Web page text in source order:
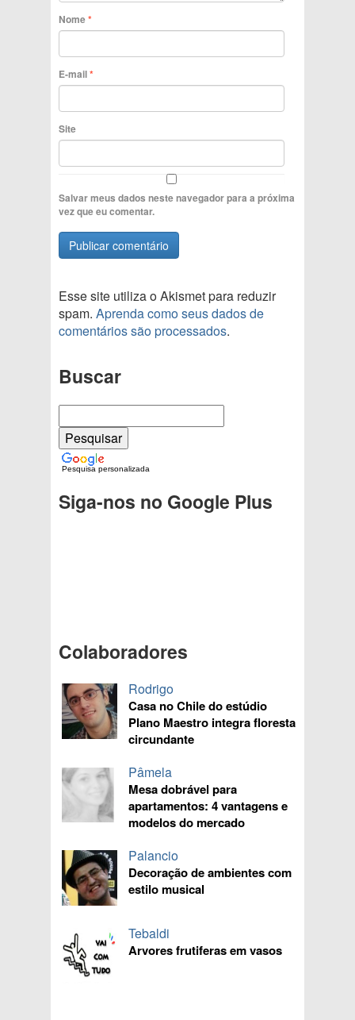
Nome*
E-mail*
Site
Salvar meus dados neste navegador para a próxima
vez que eu comentar.
Esse site utiliza o Akismet para reduzir
spam. Aprenda como seus dados de
comentários são processados.
Buscar
Pesquisa personalizada
Siga-nos no Google Plus
Colaboradores
Rodrigo
Casa no Chile do estúdio
Plano Maestro integra floresta
circundante
Pâmela
Mesa dobrável para
apartamentos: 4 vantagens e
modelos do mercado
Palancio
Decoração de ambientes com
estilo musical
Tebaldi
Arvores frutiferas em vasos